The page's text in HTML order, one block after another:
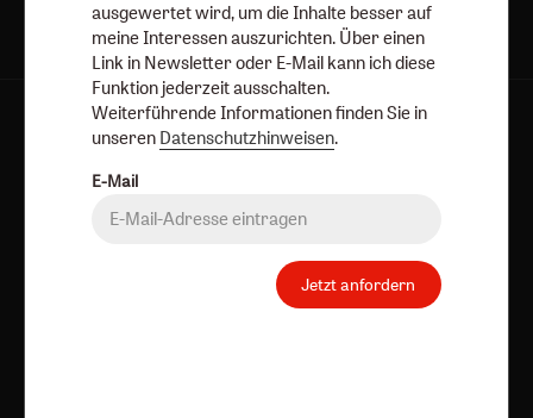
AGB und Widerrufsbelehrung
Vertrag widerrufen Abo online kündigen
ausgewertet wird, um die Inhalte besser auf
meine Interessen auszurichten. Über einen
Link in Newsletter oder E-Mail kann ich diese
Funktion jederzeit ausschalten.
Weiterführende Informationen finden Sie in
unseren Datenschutzhinweisen.
E-Mail
Jetzt anfordern